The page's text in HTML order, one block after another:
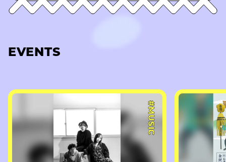
EVENTS
#MUSIC